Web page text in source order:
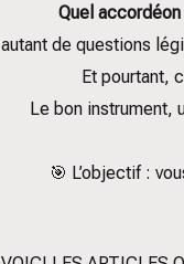
Quel
autant de questions
Et pourtant,
Le bon instrument,
🎯 L’objectif :